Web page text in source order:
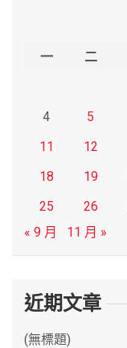
一 二
4
5
11
12
18
19
25
26
« 9 月
11 月 »
近期文章
(無標題)